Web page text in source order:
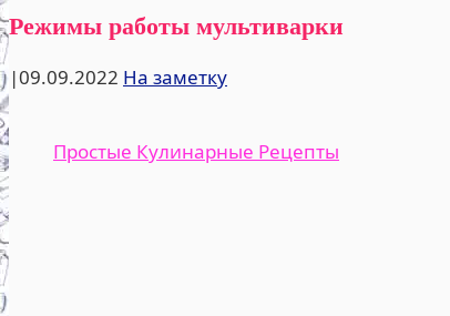
Простые Кулинарные Рецепты
Режимы работы мультиварки
|09.09.2022 На заметку